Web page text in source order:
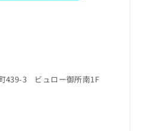
439-3 ビュロー御所南1F